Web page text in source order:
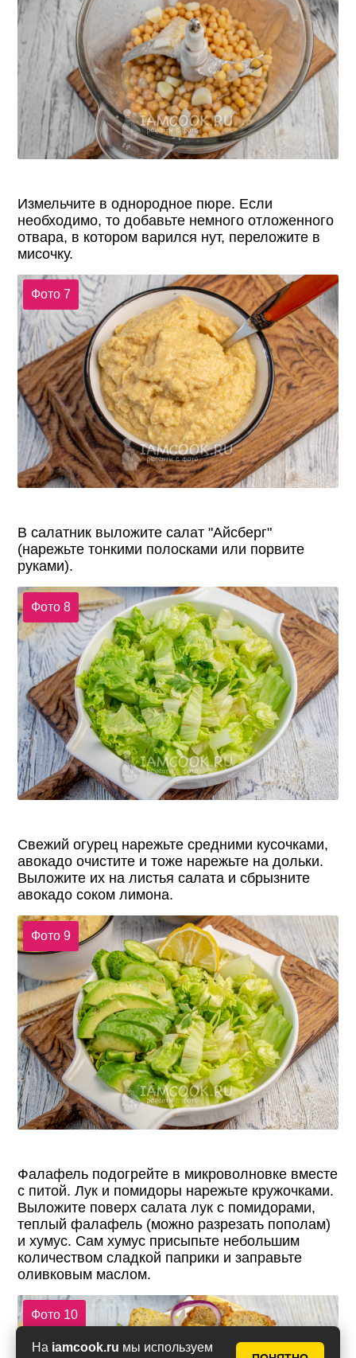
На iamcook.ru мы используем
Измельчите в однородное пюре. Если
необходимо, то добавьте немного отложенного
отвара, в котором варился нут, переложите в
мисочку.
Фото 7
В салатник выложите салат "Айсберг"
(нарежьте тонкими полосками или порвите
руками).
Фото 8
Свежий огурец нарежьте средними кусочками,
авокадо очистите и тоже нарежьте на дольки.
Выложите их на листья салата и сбрызните
авокадо соком лимона.
Фото 9
Фалафель подогрейте в микроволновке вместе
с питой. Лук и помидоры нарежьте кружочками.
Выложите поверх салата лук с помидорами,
теплый фалафель (можно разрезать пополам)
и хумус. Сам хумус присыпьте небольшим
количеством сладкой паприки и заправьте
оливковым маслом.
Фото 10